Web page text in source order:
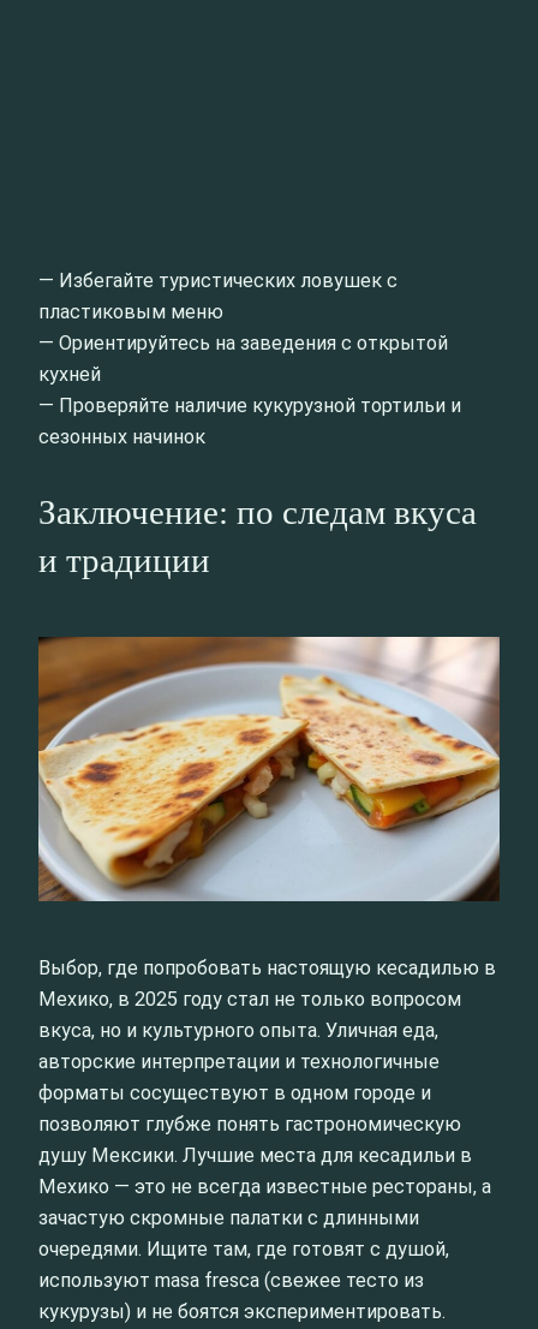
— Избегайте туристических ловушек с
пластиковым меню
— Ориентируйтесь на заведения с открытой
кухней
— Проверяйте наличие кукурузной тортильи и
сезонных начинок
Заключение: по следам вкуса
и традиции
Выбор, где попробовать настоящую кесадилью в
Мехико, в 2025 году стал не только вопросом
вкуса, но и культурного опыта. Уличная еда,
авторские интерпретации и технологичные
форматы сосуществуют в одном городе и
позволяют глубже понять гастрономическую
душу Мексики. Лучшие места для кесадильи в
Мехико — это не всегда известные рестораны, а
зачастую скромные палатки с длинными
очередями. Ищите там, где готовят с душой,
используют masa fresca (свежее тесто из
кукурузы) и не боятся экспериментировать.